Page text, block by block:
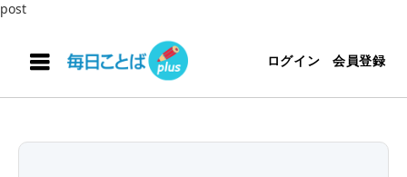
post
ログイン 会員登録